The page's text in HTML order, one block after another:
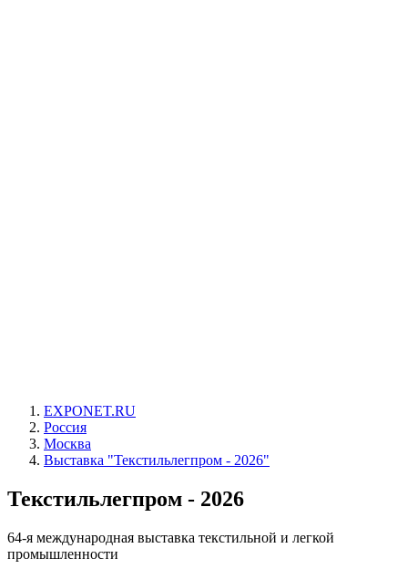
EXPONET.RU
Россия
Москва
Выставка "Текстильлегпром - 2026"
Текстильлегпром - 2026
64-я международная выставка текстильной и легкой
промышленности